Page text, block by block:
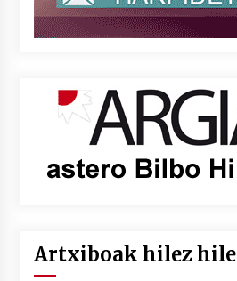
Artxiboak hilez hile